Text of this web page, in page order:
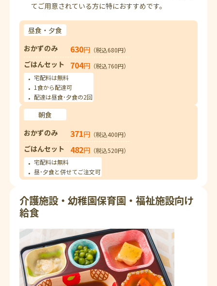
てご用意されている方に特におすすめです。
昼食・夕食
おかずのみ
630円 （税込680円）
ごはんセット 704円 （税込760円）
宅配料は無料
1食から配達可
配達は昼食･夕食の2回
朝食
おかずのみ
371円 （税込400円）
ごはんセット 482円 （税込520円）
宅配料は無料
昼･夕食と併せてご注文可
介護施設・幼稚園保育園・福祉施設向け
給食